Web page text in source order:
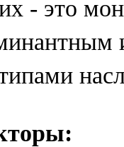
- это